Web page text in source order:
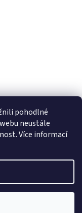
pohodlné
neustále
Více informací
a prádlo pro